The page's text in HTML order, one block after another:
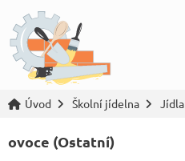
Úvod Školní jídelna Jídla
ovoce (Ostatní)